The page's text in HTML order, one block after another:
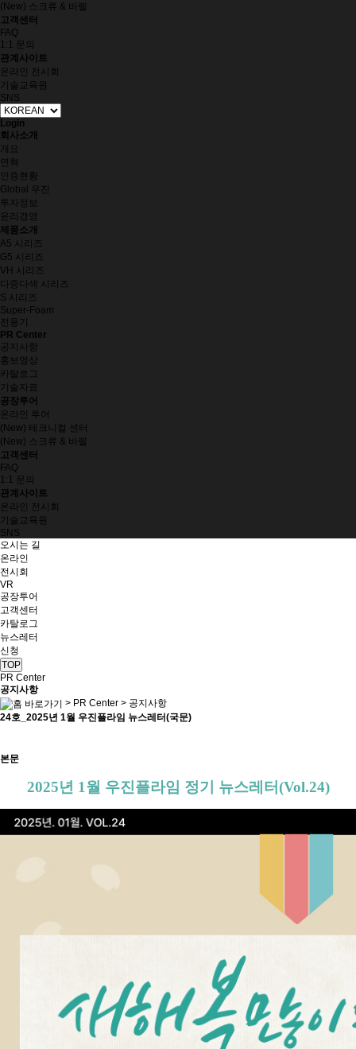
(New) 스크류 & 바렐
고객센터
FAQ
1:1 문의
관계사이트
온라인 전시회
기술교육원
SNS
Login
회사소개
개요
연혁
인증현황
Global 우진
투자정보
윤리경영
제품소개
A5 시리즈
G5 시리즈
VH 시리즈
다중다색 시리즈
S 시리즈
Super-Foam
전용기
PR Center
공지사항
홍보영상
카탈로그
기술자료
공장투어
온라인 투어
(New) 테크니컬 센터
(New) 스크류 & 바렐
고객센터
FAQ
1:1 문의
관계사이트
온라인 전시회
기술교육원
SNS
오시는 길
온라인
전시회
VR
공장투어
고객센터
카탈로그
뉴스레터
신청
TOP
PR Center
공지사항
> PR Center > 공지사항
24호_2025년 1월 우진플라임 뉴스레터(국문)
본문
2025년 1월 우진플라임 정기 뉴스레터(Vol.24)